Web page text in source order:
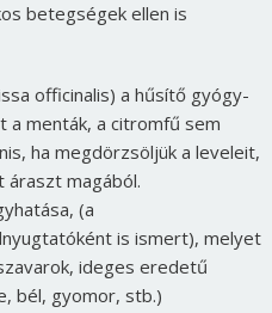
betegségek ellen is
officinalis) a hűsítő gyógy-
a menták, a citromfű sem
ha megdörzsöljük a leveleit,
magából.
(a
is ismert), melyet
ideges eredetű
bél, gyomor, stb.)